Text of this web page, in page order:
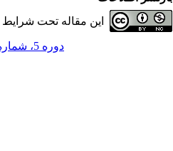
این مقاله تحت شرایط
دوره 5، شماره 2 - ( فصل‌نامه علمي-ترويجي ايمني زيستي؛ دوره پنجم؛ شماره دوم 1391 )